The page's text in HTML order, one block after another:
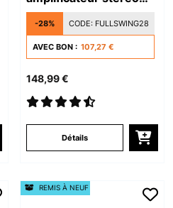
HiFi
-28% CODE: FULLSWING28
AVEC BON : 107,27 €
148,99 €
Détails
REMIS À NEUF